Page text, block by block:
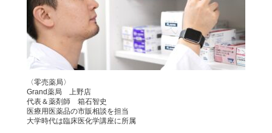
〈零売薬局〉
Grand薬局 上野店
代表＆薬剤師 箱石智史
医療用医薬品の市販相談を担当
大学時代は臨床医化学講座に所属